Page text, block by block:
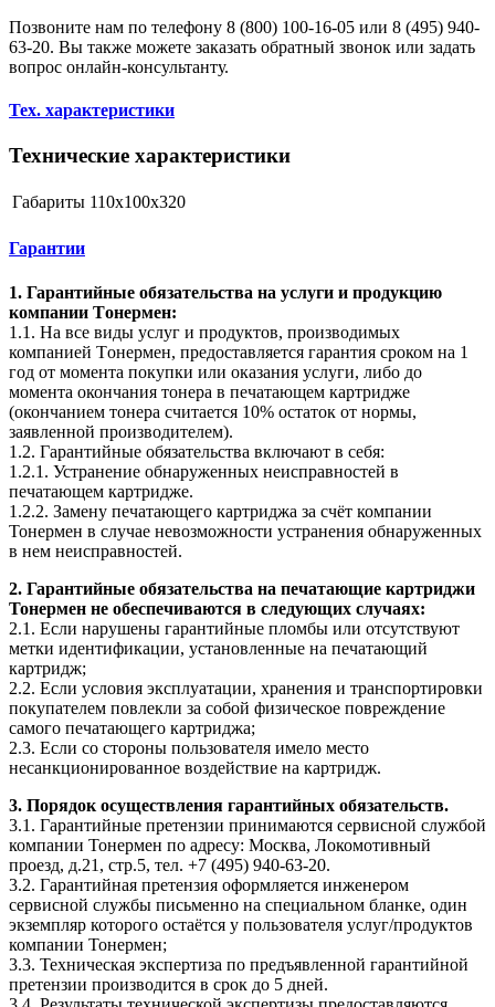
Позвоните нам по телефону 8 (800) 100-16-05 или 8 (495) 940-
63-20. Вы также можете заказать обратный звонок или задать
вопрос онлайн-консультанту.
Тех. характеристики
Технические характеристики
Габариты 110x100x320
Гарантии
1. Гарантийные обязательства на услуги и продукцию
компании Tонермен:
1.1. На все виды услуг и продуктов, производимых
компанией Tонермен, предоставляется гарантия сроком на 1
год от момента покупки или оказания услуги, либо до
момента окончания тонера в печатающем картридже
(окончанием тонера считается 10% остаток от нормы,
заявленной производителем).
1.2. Гарантийные обязательства включают в себя:
1.2.1. Устранение обнаруженных неисправностей в
печатающем картридже.
1.2.2. Замену печатающего картриджа за счёт компании
Тонермен в случае невозможности устранения обнаруженных
в нем неисправностей.
2. Гарантийные обязательства на печатающие картриджи
Тонермен не обеспечиваются в следующих случаях:
2.1. Если нарушены гарантийные пломбы или отсутствуют
метки идентификации, установленные на печатающий
картридж;
2.2. Если условия эксплуатации, хранения и транспортировки
покупателем повлекли за собой физическое повреждение
самого печатающего картриджа;
2.3. Если со стороны пользователя имело место
несанкционированное воздействие на картридж.
3. Порядок осуществления гарантийных обязательств.
3.1. Гарантийные претензии принимаются сервисной службой
компании Тонермен по адресу: Москва, Локомотивный
проезд, д.21, стр.5, тел. +7 (495) 940-63-20.
3.2. Гарантийная претензия оформляется инженером
сервисной службы письменно на специальном бланке, один
экземпляр которого остаётся у пользователя услуг/продуктов
компании Тонермен;
3.3. Техническая экспертиза по предъявленной гарантийной
претензии производится в срок до 5 дней.